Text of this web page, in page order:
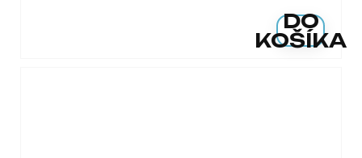
DO
KOŠÍKA